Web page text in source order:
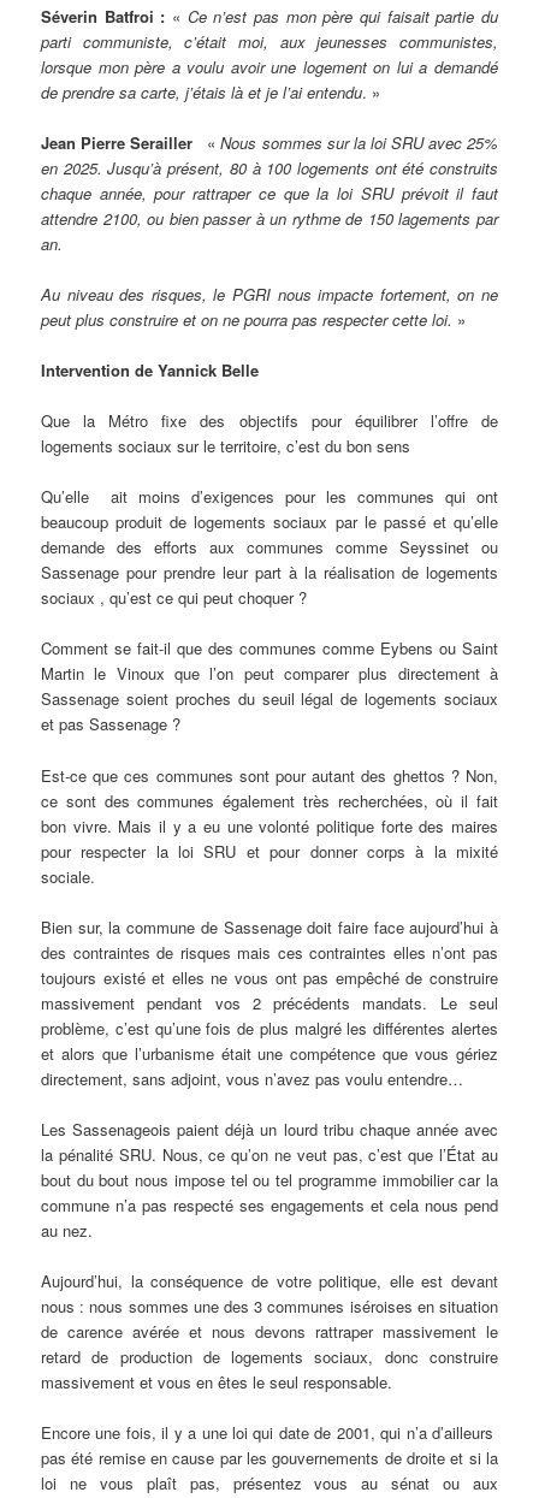
Séverin Batfroi : « Ce n’est pas mon père qui faisait partie du
parti communiste, c’était moi, aux jeunesses communistes,
lorsque mon père a voulu avoir une logement on lui a demandé
de prendre sa carte, j’étais là et je l’ai entendu. »
Jean Pierre Serailler «Nous sommes sur la loi SRU avec 25%
en 2025. Jusqu’à présent, 80 à 100 logements ont été construits
chaque année, pour rattraper ce que la loi SRU prévoit il faut
attendre 2100, ou bien passer à un rythme de 150 lagements par
an.
Au niveau des risques, le PGRI nous impacte fortement, on ne
peut plus construire et on ne pourra pas respecter cette loi. »
Intervention de Yannick Belle
Que la Métro fixe des objectifs pour équilibrer l’offre de
logements sociaux sur le territoire, c’est du bon sens
Qu’elle ait moins d’exigences pour les communes qui ont
beaucoup produit de logements sociaux par le passé et qu’elle
demande des efforts aux communes comme Seyssinet ou
Sassenage pour prendre leur part à la réalisation de logements
sociaux , qu’est ce qui peut choquer ?
Comment se fait-il que des communes comme Eybens ou Saint
Martin le Vinoux que l’on peut comparer plus directement à
Sassenage soient proches du seuil légal de logements sociaux
et pas Sassenage ?
Est-ce que ces communes sont pour autant des ghettos ? Non,
ce sont des communes également très recherchées, où il fait
bon vivre. Mais il y a eu une volonté politique forte des maires
pour respecter la loi SRU et pour donner corps à la mixité
sociale.
Bien sur, la commune de Sassenage doit faire face aujourd’hui à
des contraintes de risques mais ces contraintes elles n’ont pas
toujours existé et elles ne vous ont pas empêché de construire
massivement pendant vos 2 précédents mandats. Le seul
problème, c’est qu’une fois de plus malgré les différentes alertes
et alors que l’urbanisme était une compétence que vous gériez
directement, sans adjoint, vous n’avez pas voulu entendre…
Les Sassenageois paient déjà un lourd tribu chaque année avec
la pénalité SRU. Nous, ce qu’on ne veut pas, c’est que l’État au
bout du bout nous impose tel ou tel programme immobilier car la
commune n’a pas respecté ses engagements et cela nous pend
au nez.
Aujourd’hui, la conséquence de votre politique, elle est devant
nous : nous sommes une des 3 communes iséroises en situation
de carence avérée et nous devons rattraper massivement le
retard de production de logements sociaux, donc construire
massivement et vous en êtes le seul responsable.
Encore une fois, il y a une loi qui date de 2001, qui n’a d’ailleurs
pas été remise en cause par les gouvernements de droite et si la
loi ne vous plaît pas, présentez vous au sénat ou aux